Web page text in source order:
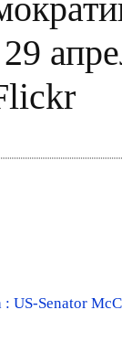
: US-Senator